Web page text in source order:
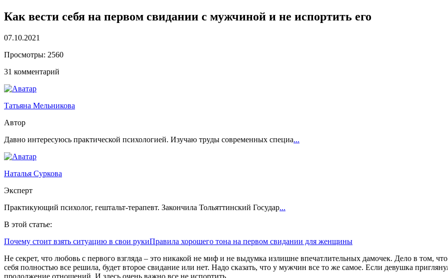
Как вести себя на первом свидании с мужчиной и не испортить его
07.10.2021
Просмотры: 2560
31 комментарий
Татьяна Мельникова
Автор
Давно интересуюсь практической психологией. Изучаю труды современных специа...
Наталья Суркова
Эксперт
Практикующий психолог, гештальт-терапевт. Закончила Тольяттинский Государ...
В этой статье:
Почему стоит взять ситуацию в свои рукиПравила хорошего тона на первом свидании для женщины
Не секрет, что любовь с первого взгляда – это никакой не миф и не выдумка излишне впечатлительных дамочек. Дело в том,
себя полностью все решила, будет второе свидание или нет. Надо сказать, что у мужчин все то же самое. Если девушка
продолжение отношений. И здесь очень важно все не испортить.